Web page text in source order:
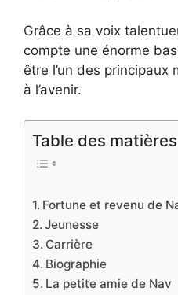
Grâce à sa voix
compte une énorme
être l’un des principaux
à l’avenir.
Table des matières
Fortune et revenu de
Jeunesse
Carrière
Biographie
La petite amie de Nav